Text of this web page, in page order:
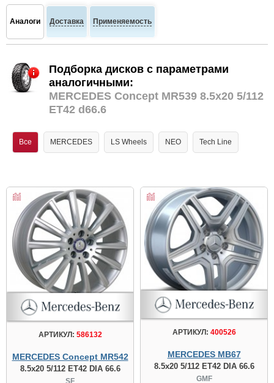
Аналоги Доставка Применяемость
Подборка дисков с параметрами
аналогичными:
MERCEDES Concept MR539 8.5x20 5/112
ET42 d66.6
Все MERCEDES LS Wheels NEO Tech Line
АРТИКУЛ: 586132
MERCEDES Concept MR542
8.5x20 5/112 ET42 DIA 66.6
SF
АРТИКУЛ: 400526
MERCEDES MB67
8.5x20 5/112 ET42 DIA 66.6
GMF